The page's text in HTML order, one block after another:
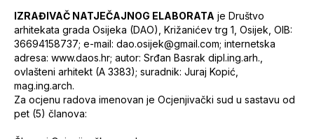
IZRAĐIVAČ NATJEČAJNOG ELABORATA je Društvo
arhitekata grada Osijeka (DAO), Križanićev trg 1, Osijek, OIB:
36694158737; e-mail: dao.osijek@gmail.com; internetska
adresa: www.daos.hr; autor: Srđan Basrak dipl.ing.arh.,
ovlašteni arhitekt (A 3383); suradnik: Juraj Kopić,
mag.ing.arch.
Za ocjenu radova imenovan je Ocjenjivački sud u sastavu od
pet (5) članova: